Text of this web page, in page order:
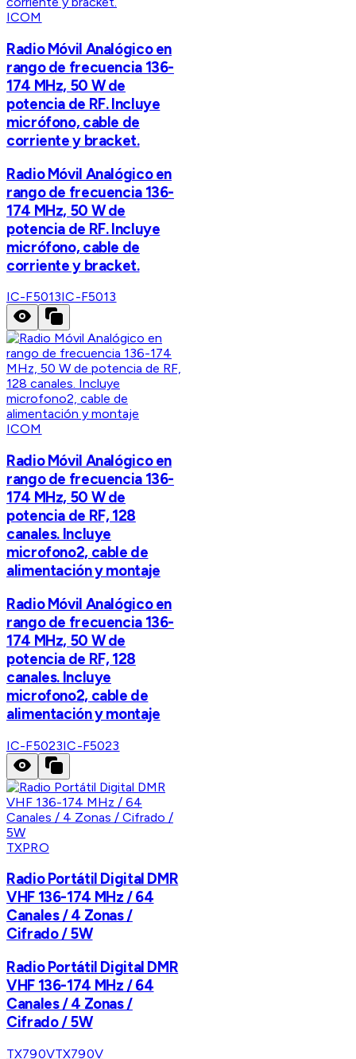
ICOM
Radio Móvil Analógico en
rango de frecuencia 136-
174 MHz, 50 W de
potencia de RF. Incluye
micrófono, cable de
corriente y bracket.
Radio Móvil Analógico en
rango de frecuencia 136-
174 MHz, 50 W de
potencia de RF. Incluye
micrófono, cable de
corriente y bracket.
IC-F5013IC-F5013
ICOM
Radio Móvil Analógico en
rango de frecuencia 136-
174 MHz, 50 W de
potencia de RF, 128
canales. Incluye
microfono2, cable de
alimentación y montaje
Radio Móvil Analógico en
rango de frecuencia 136-
174 MHz, 50 W de
potencia de RF, 128
canales. Incluye
microfono2, cable de
alimentación y montaje
IC-F5023IC-F5023
TXPRO
Radio Portátil Digital DMR
VHF 136-174 MHz / 64
Canales / 4 Zonas /
Cifrado / 5W
Radio Portátil Digital DMR
VHF 136-174 MHz / 64
Canales / 4 Zonas /
Cifrado / 5W
TX790VTX790V